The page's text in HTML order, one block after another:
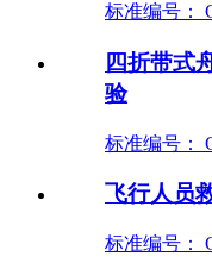
标准编号：
四折带式
验
标准编号：
飞行人员
标准编号：